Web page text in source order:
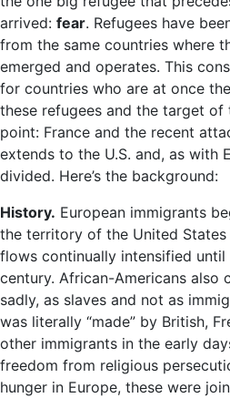
arrived: fear. Refugees have
from the same countries where
emerged and operates. This
for countries who are at once
these refugees and the target of
point: France and the recent
extends to the U.S. and, as with
divided. Here’s the background:
History. European immigrants
the territory of the United States
flows continually intensified
century. African-Americans also
sadly, as slaves and not as
was literally “made” by British,
other immigrants in the early
freedom from religious
hunger in Europe, these were